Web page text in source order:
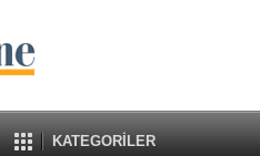
KATEGORİLER